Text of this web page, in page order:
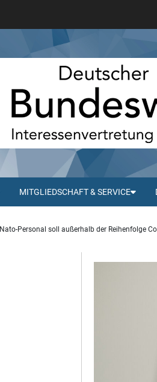
MITGLIEDSCHAFT & SERVICE
Nato-Personal soll außerhalb der Reihenfolge